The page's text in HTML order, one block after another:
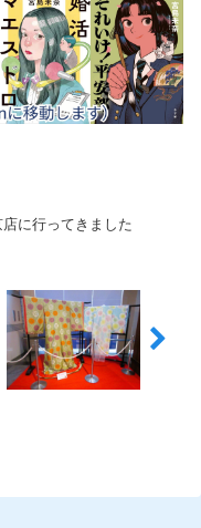
に行ってきました